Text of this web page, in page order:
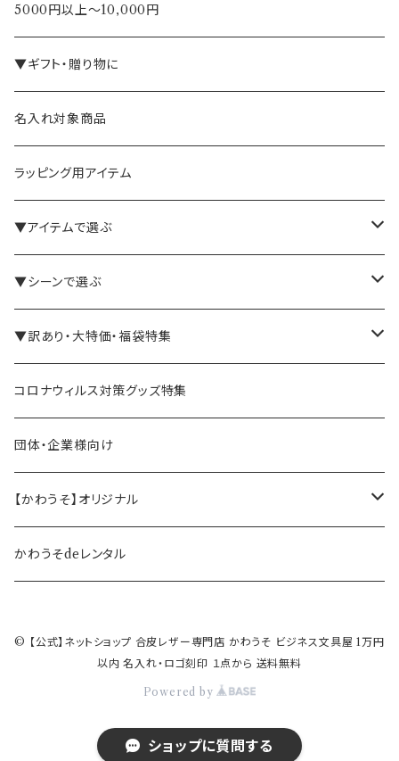
5000円以上～10,000円
▼ギフト・贈り物に
名入れ対象商品
ラッピング用アイテム
▼アイテムで選ぶ
バインダー・メモパッド
手帳・ノート
ペン立て・収納ケース・トレイ
バッグ・かばん
▼シーンで選ぶ
テレワーク・在宅ワーク向け
司会・セミナー講師向け
営業マン向け
事務職の方向け
▼訳あり・大特価・福袋特集
アウトレット商品
福袋・まとめ買い
コロナウィルス対策グッズ特集
団体・企業様向け
【かわうそ】オリジナル
デザイナー
かわうそdeレンタル
© 【公式】ネットショップ 合皮レザー専門店 かわうそ ビジネス文具屋 1万円
以内 名入れ・ロゴ刻印 １点から 送料無料
Powered by
ショップに質問する